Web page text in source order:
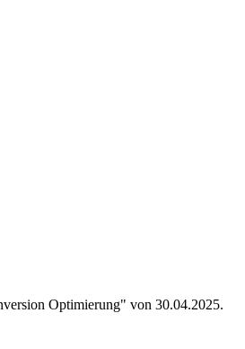
Optimierung" von 30.04.2025.